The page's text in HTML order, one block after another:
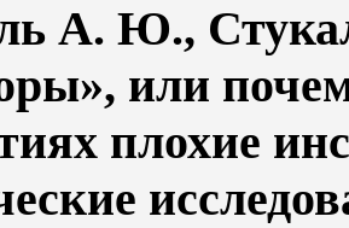
А. Ю.,
или
плохие